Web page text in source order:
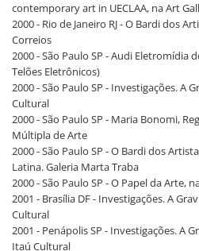
contemporary art in UECLAA, na Art
2000 - Rio de Janeiro RJ - O Bardi dos
Correios
2000 - São Paulo SP - Audi Eletromídia
Telões Eletrônicos)
2000 - São Paulo SP - Investigações. A
Cultural
2000 - São Paulo SP - Maria Bonomi,
Múltipla de Arte
2000 - São Paulo SP - O Bardi dos
Latina. Galeria Marta Traba
2000 - São Paulo SP - O Papel da Arte,
2001 - Brasília DF - Investigações. A
Cultural
2001 - Penápolis SP - Investigações. A
Itaú Cultural